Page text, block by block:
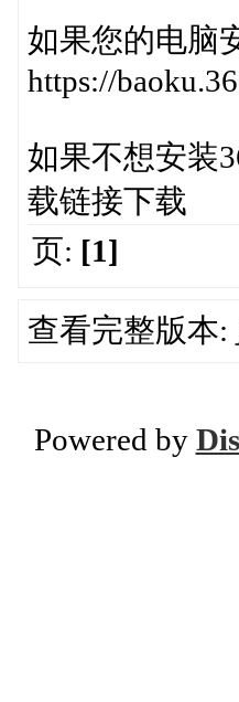
如果您的电脑
https://
如果不想安装
载链接下载
页: [1]
查看完整版本:
Powered by